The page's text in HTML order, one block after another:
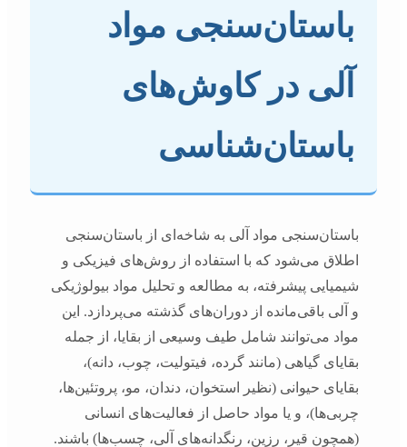
باستان‌سنجی مواد
آلی در کاوش‌های
باستان‌شناسی
باستان‌سنجی مواد آلی به شاخه‌ای از باستان‌سنجی
اطلاق می‌شود که با استفاده از روش‌های فیزیکی و
شیمیایی پیشرفته، به مطالعه و تحلیل مواد بیولوژیکی
و آلی باقی‌مانده از دوران‌های گذشته می‌پردازد. این
مواد می‌توانند شامل طیف وسیعی از بقایا، از جمله
بقایای گیاهی (مانند گرده، فیتولیت، چوب، دانه)،
بقایای حیوانی (نظیر استخوان، دندان، مو، پروتئین‌ها،
چربی‌ها)، و یا مواد حاصل از فعالیت‌های انسانی
(همچون قیر، رزین، رنگدانه‌های آلی، چسب‌ها) باشند.